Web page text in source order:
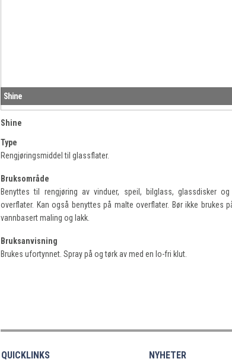
Shine
Shine
Type
Rengjøringsmiddel til glassflater.
Bruksområde
Benyttes til rengjøring av vinduer, speil, bilglass, glassdisker og
overflater. Kan også benyttes på malte overflater. Bør ikke brukes
vannbasert maling og lakk.
Bruksanvisning
Brukes ufortynnet. Spray på og tørk av med en lo-fri klut.
QUICKLINKS NYHETER